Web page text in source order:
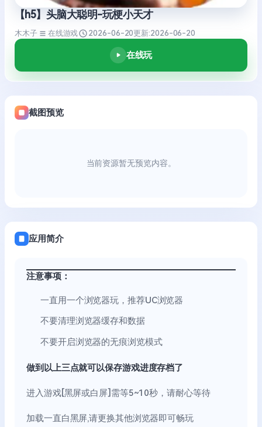
【h5】头脑大聪明-玩梗小天才
木木子 在线游戏 2026-06-20更新:2026-06-20
在线玩
截图预览
当前资源暂无预览内容。
应用简介
注意事项：
一直用一个浏览器玩，推荐UC浏览器
不要清理浏览器缓存和数据
不要开启浏览器的无痕浏览模式
做到以上三点就可以保存游戏进度存档了
进入游戏[黑屏或白屏]需等5~10秒，请耐心等待
加载一直白黑屏,请更换其他浏览器即可畅玩